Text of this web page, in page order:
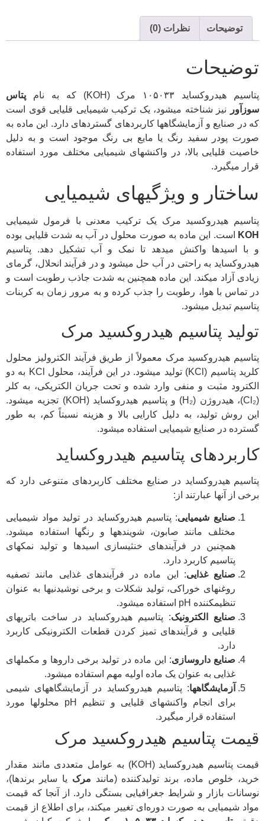
توضیحات نظرات (0)
توضیحات
پتاسیم هیدروکساید ۱۰۵۰۳۳ مرک (KOH) که به نام
پتاس
سوزآور
نیز شناخته میشود، یک ترکیب شیمیایی قلیایی قوی است
که در صنایع و آزمایشگاهها کاربردهای گستردهای دارد. این ماده به
صورت پودر سفید رنگ یا مایع بی رنگ موجود است و به دلیل
خاصیت قلیایی بالا، در واکنشهای شیمیایی مختلف مورد استفاده
قرار میگیرد.
ساختار و ویژگیهای شیمیایی
پتاسیم هیدروکسید مرک یک ترکیب معدنی با فرمول شیمیایی
KOH
است. این ماده به صورت محلول در آب به شدت قلیایی بوده
و با اسیدها واکنش میدهد تا نمک و آب تشکیل دهد. پتاسیم
هیدروکساید به راحتی در آب حل میشود و در فرآیند انحلال، گرمای
زیادی آزاد میکند. این ماده همچنین به شدت جاذب رطوبت است و
در تماس با هوا، رطوبت را جذب کرده و به مرور زمان به کربنات
پتاسیم تبدیل میشود.
تولید پتاسیم هیدروکسید مرک
پتاسیم هیدروکسید مرک معمولاً از طریق فرآیند الکترولیز محلول
کلرید پتاسیم (KCl) تولید میشود. در این فرآیند، محلول KCl به دو
الکترود مثبت و منفی وارد شده و تحت جریان الکتریکی، به کلر
(Cl₂)، هیدروژن (H₂) و پتاسیم هیدروکساید (KOH) تجزیه میشود.
این روش تولید، به دلیل کارایی بالا و هزینه نسبتاً کم، به طور
گسترده در صنایع شیمیایی استفاده میشود.
کاربردهای پتاسیم هیدروکساید
پتاسیم هیدروکساید در صنایع مختلف کاربردهای متنوعی دارد که
برخی از آنها عبارتند از:
صنایع شیمیایی: پتاسیم هیدروکساید در تولید مواد شیمیایی
مختلف مانند صابون، شویندهها و رنگها استفاده میشود.
همچنین در فرآیندهای خنثیسازی اسیدها و تولید نمکهای
پتاسیم کاربرد دارد.
صنایع غذایی: این ماده در فرآیندهای غذایی مانند تصفیه
روغنهای خوراکی، تولید شکلات و برخی نوشیدنیها به عنوان
تنظیمکننده pH استفاده میشود.
صنایع الکترونیک: پتاسیم هیدروکساید در ساخت باتریهای
قلیایی و فرآیندهای تمیز کردن قطعات الکترونیکی کاربرد
دارد.
صنایع داروسازی: این ماده در تولید برخی داروها و مکملهای
غذایی به عنوان یک ماده اولیه مهم استفاده میشود.
آزمایشگاهها: پتاسیم هیدروکساید در آزمایشگاههای شیمی
برای انجام واکنشهای قلیایی و تنظیم pH محلولها مورد
استفاده قرار میگیرد.
قیمت پتاسیم هیدروکسید مرک
قیمت پتاسیم هیدروکساید (KOH) به عوامل متعددی مانند مقدار
خرید، خلوص ماده، برند تولیدکننده (مانند مرک یا سایر برندها)،
نوسانات بازار و شرایط جغرافیایی بستگی دارد. از آنجا که قیمت
مواد شیمیایی به صورت دوره‌ای تغییر میکند، برای اطلاع از قیمت